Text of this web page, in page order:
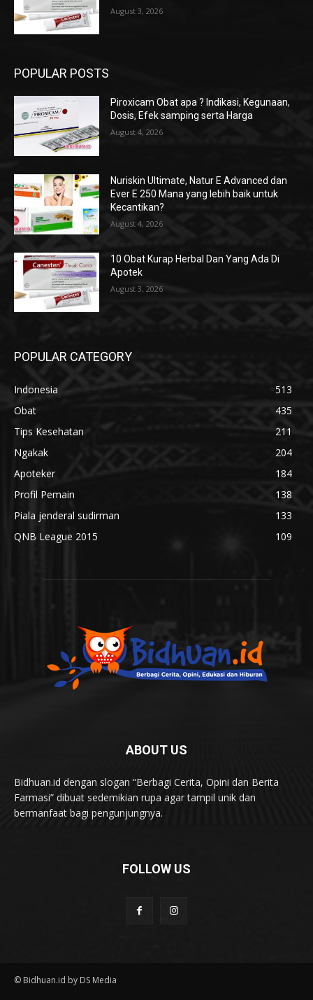
August 3, 2026
POPULAR POSTS
Piroxicam Obat apa ? Indikasi, Kegunaan,
Dosis, Efek samping serta Harga
August 4, 2026
Nuriskin Ultimate, Natur E Advanced dan
Ever E 250 Mana yang lebih baik untuk
Kecantikan?
August 4, 2026
10 Obat Kurap Herbal Dan Yang Ada Di
Apotek
August 3, 2026
POPULAR CATEGORY
Indonesia
513
Obat
435
Tips Kesehatan
211
Ngakak
204
Apoteker
184
Profil Pemain
138
Piala jenderal sudirman
133
QNB League 2015
109
ABOUT US
Bidhuan.id dengan slogan “Berbagi Cerita, Opini dan Berita
Farmasi” dibuat sedemikian rupa agar tampil unik dan
bermanfaat bagi pengunjungnya.
FOLLOW US
© Bidhuan.id by DS Media